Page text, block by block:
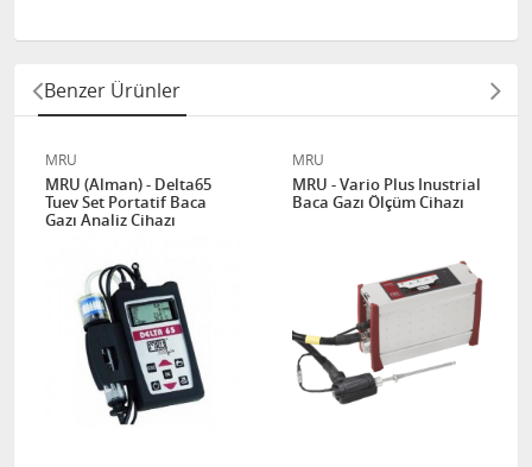
Benzer Ürünler
MRU
MRU (Alman) - Delta65
Tuev Set Portatif Baca
Gazı Analiz Cihazı
MRU
MRU - Vario Plus Inustrial
Baca Gazı Ölçüm Cihazı